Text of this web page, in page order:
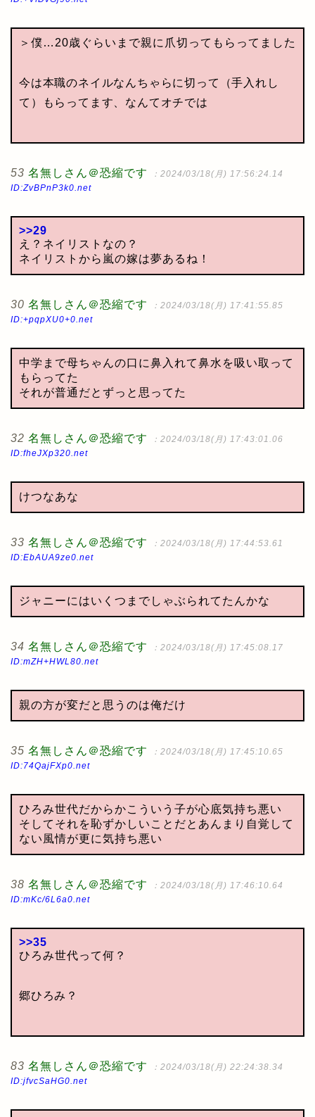
＞僕…20歳ぐらいまで親に爪切ってもらってました
今は本職のネイルなんちゃらに切って（手入れし
て）もらってます、なんてオチでは
53 名無しさん＠恐縮です
：2024/03/18(月) 17:56:24.14
ID:ZvBPnP3k0.net
>>29
え？ネイリストなの？
ネイリストから嵐の嫁は夢あるね！
30 名無しさん＠恐縮です
：2024/03/18(月) 17:41:55.85
ID:+pqpXU0+0.net
中学まで母ちゃんの口に鼻入れて鼻水を吸い取って
もらってた
それが普通だとずっと思ってた
32 名無しさん＠恐縮です
：2024/03/18(月) 17:43:01.06
ID:fheJXp320.net
けつなあな
33 名無しさん＠恐縮です
：2024/03/18(月) 17:44:53.61
ID:EbAUA9ze0.net
ジャニーにはいくつまでしゃぶられてたんかな
34 名無しさん＠恐縮です
：2024/03/18(月) 17:45:08.17
ID:mZH+HWL80.net
親の方が変だと思うのは俺だけ
35 名無しさん＠恐縮です
：2024/03/18(月) 17:45:10.65
ID:74QajFXp0.net
ひろみ世代だからかこういう子が心底気持ち悪い
そしてそれを恥ずかしいことだとあんまり自覚して
ない風情が更に気持ち悪い
38 名無しさん＠恐縮です
：2024/03/18(月) 17:46:10.64
ID:mKc/6L6a0.net
>>35
ひろみ世代って何？
郷ひろみ？
83 名無しさん＠恐縮です
：2024/03/18(月) 22:24:38.34
ID:jfvcSaHG0.net